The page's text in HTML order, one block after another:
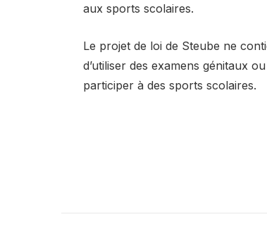
aux sports scolaires.
Le projet de loi de Steube ne
d’utiliser des examens génitaux
participer à des sports scolaires.